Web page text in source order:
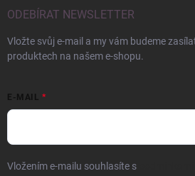
ODEBÍRAT NEWSLETTER
Vložte svůj e-mail a my vám budeme
produktech na našem e-shopu.
E-MAIL
Vložením e-mailu souhlasíte s